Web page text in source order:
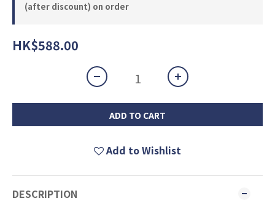
(after discount) on order
HK$588.00
ADD TO CART
Add to Wishlist
DESCRIPTION